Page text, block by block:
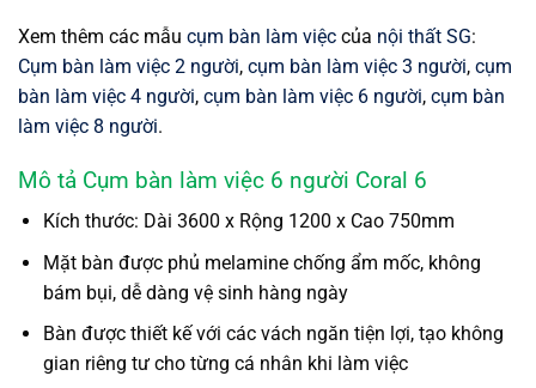
Xem thêm các mẫu cụm bàn làm việc của nội thất SG:
Cụm bàn làm việc 2 người, cụm bàn làm việc 3 người, cụm
bàn làm việc 4 người, cụm bàn làm việc 6 người, cụm bàn
làm việc 8 người.
Mô tả Cụm bàn làm việc 6 người Coral 6
Kích thước: Dài 3600 x Rộng 1200 x Cao 750mm
Mặt bàn được phủ melamine chống ẩm mốc, không
bám bụi, dễ dàng vệ sinh hàng ngày
Bàn được thiết kế với các vách ngăn tiện lợi, tạo không
gian riêng tư cho từng cá nhân khi làm việc